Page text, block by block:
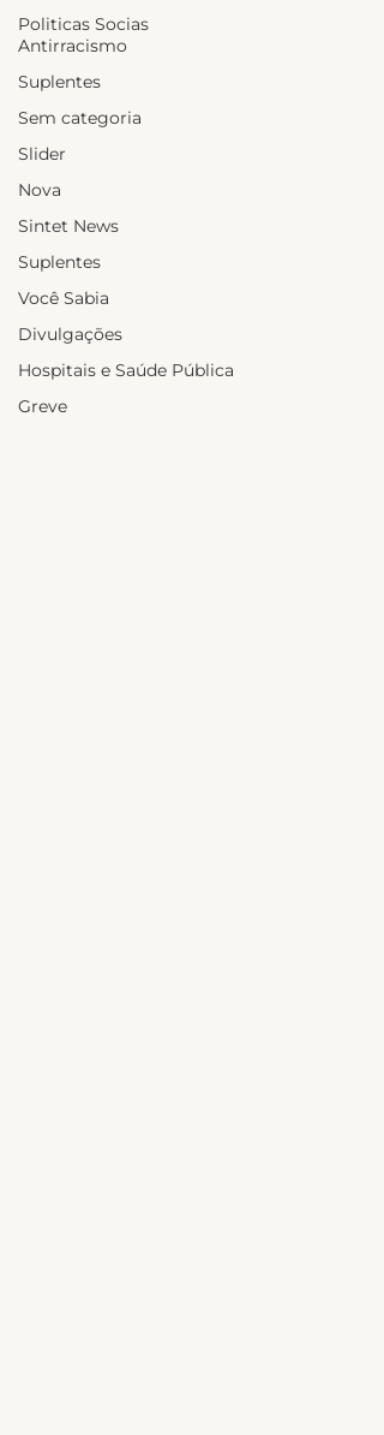
Politicas Socias
Antirracismo
Suplentes
Sem categoria
Slider
Nova
Sintet News
Suplentes
Você Sabia
Divulgações
Hospitais e Saúde Pública
Greve